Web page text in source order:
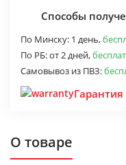
Способы
По Минску: 1 день,
По РБ:от 2 дней,
Самовывоз из ПВЗ:
О товаре